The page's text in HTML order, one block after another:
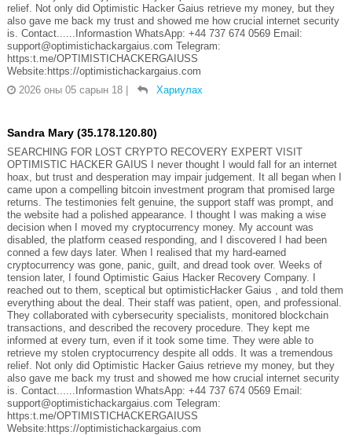
relief. Not only did Optimistic Hacker Gaius retrieve my money, but they
also gave me back my trust and showed me how crucial internet security
is. Contact......Informastion WhatsApp: +44 737 674 0569 Email:
support@optimistichackargaius.com Telegram:
https:t.me/OPTIMISTICHACKERGAIUSS
Website:https://optimistichackargaius.com
2026 оны 05 сарын 18
Хариулах
Sandra Mary (35.178.120.80)
SEARCHING FOR LOST CRYPTO RECOVERY EXPERT VISIT
OPTIMISTIC HACKER GAIUS I never thought I would fall for an internet
hoax, but trust and desperation may impair judgement. It all began when I
came upon a compelling bitcoin investment program that promised large
returns. The testimonies felt genuine, the support staff was prompt, and
the website had a polished appearance. I thought I was making a wise
decision when I moved my cryptocurrency money. My account was
disabled, the platform ceased responding, and I discovered I had been
conned a few days later. When I realised that my hard-earned
cryptocurrency was gone, panic, guilt, and dread took over. Weeks of
tension later, I found Optimistic Gaius Hacker Recovery Company. I
reached out to them, sceptical but optimisticHacker Gaius , and told them
everything about the deal. Their staff was patient, open, and professional.
They collaborated with cybersecurity specialists, monitored blockchain
transactions, and described the recovery procedure. They kept me
informed at every turn, even if it took some time. They were able to
retrieve my stolen cryptocurrency despite all odds. It was a tremendous
relief. Not only did Optimistic Hacker Gaius retrieve my money, but they
also gave me back my trust and showed me how crucial internet security
is. Contact......Informastion WhatsApp: +44 737 674 0569 Email:
support@optimistichackargaius.com Telegram:
https:t.me/OPTIMISTICHACKERGAIUSS
Website:https://optimistichackargaius.com